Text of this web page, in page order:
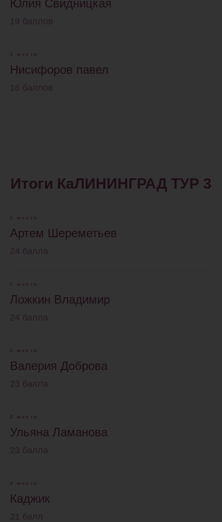
Юлия Свидницкая
19 баллов
3 место
Нисифоров павел
16 баллов
Итоги КаЛИНИНГРАД ТУР 3
1 место
Артем Шереметьев
24 балла
1 место
Ложкин Владимир
24 балла
2 место
Валерия Доброва
23 балла
2 место
Ульяна Ламанова
23 балла
3 место
Каджик
21 балл